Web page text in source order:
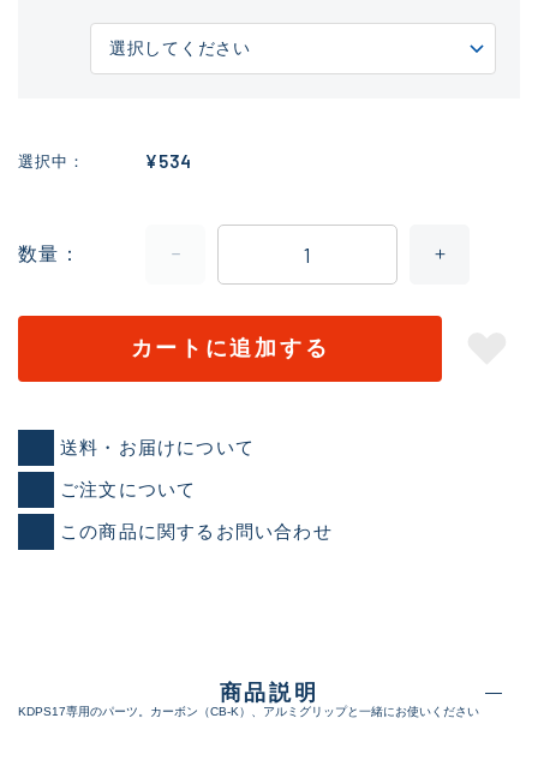
選択中 ¥534
数量
カートに追加する
送料・お届けについて
ご注文について
この商品に関するお問い合わせ
商品説明
KDPS17専用のパーツ。カーボン（CB-K）、アルミグリップと一緒にお使いください